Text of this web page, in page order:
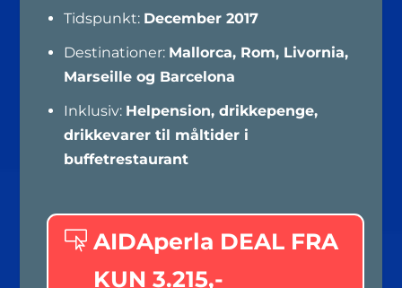
Tidspunkt: December 2017
Destinationer: Mallorca, Rom, Livornia,
Marseille og Barcelona
Inklusiv: Helpension, drikkepenge,
drikkevarer til måltider i
buffetrestaurant
AIDAperla DEAL FRA
KUN 3.215,-